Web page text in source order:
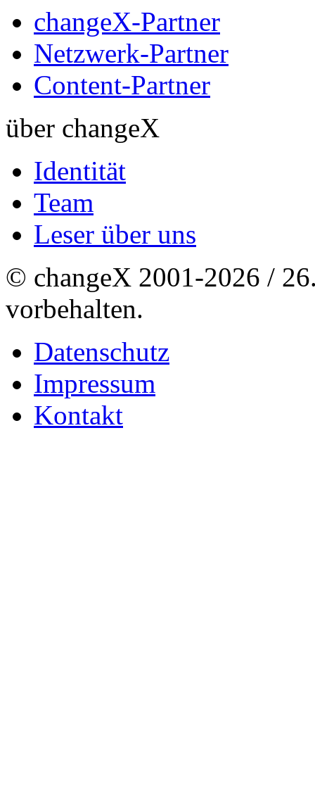
changeX-Partner
Netzwerk-Partner
Content-Partner
über changeX
Identität
Team
Leser über uns
© changeX 2001-2026 /
vorbehalten.
Datenschutz
Impressum
Kontakt